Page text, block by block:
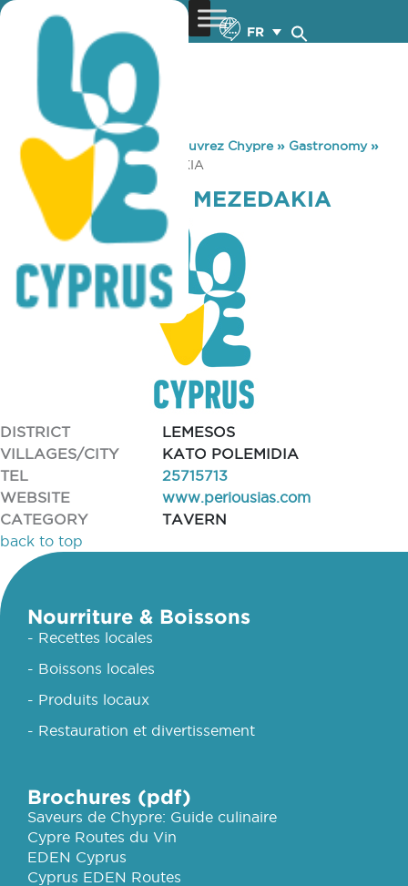
FR
You are here: Home »Découvrez Chypre» Gastronomy»
PERI TIS OUSIAS MEZEDAKIA
PERI TIS OUSIAS MEZEDAKIA
DISTRICT
LEMESOS
VILLAGES/CITY
KATO POLEMIDIA
TEL
25715713
WEBSITE
www.periousias.com
CATEGORY
TAVERN
back to top
Nourriture & Boissons
- Recettes locales
- Boissons locales
- Produits locaux
- Restauration et divertissement
Brochures (pdf)
Saveurs de Chypre: Guide culinaire
Cypre Routes du Vin
EDEN Cyprus
Cyprus EDEN Routes